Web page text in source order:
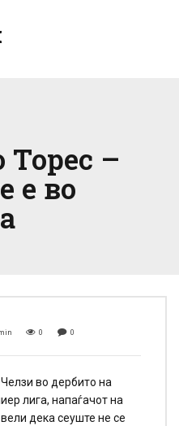
–
е во
0 0
во дербито на
лига, напаѓачот на
дека сеуште не се